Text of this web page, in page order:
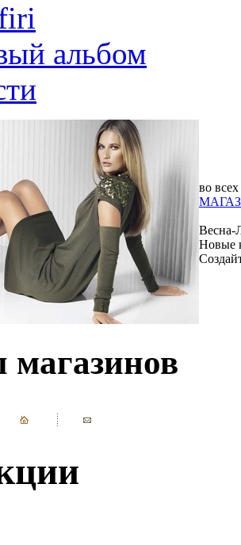
альбом
во всех
Весна-
Новые
магазинов